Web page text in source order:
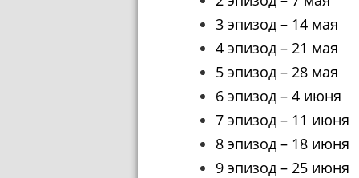
3 эпизод – 14 мая
4 эпизод – 21 мая
5 эпизод – 28 мая
6 эпизод – 4 июня
7 эпизод – 11 июня
8 эпизод – 18 июня
9 эпизод – 25 июня